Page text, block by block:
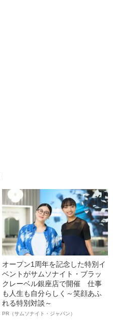
オープン1周年を記念した特別イ
ベントがサムソナイト・ブラッ
クレーベル銀座店で開催 仕事
も人生も自分らしく～笑顔あふ
れる特別対談～
PR（サムソナイト・ジャパン）